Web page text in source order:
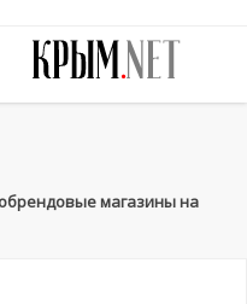
магазины на